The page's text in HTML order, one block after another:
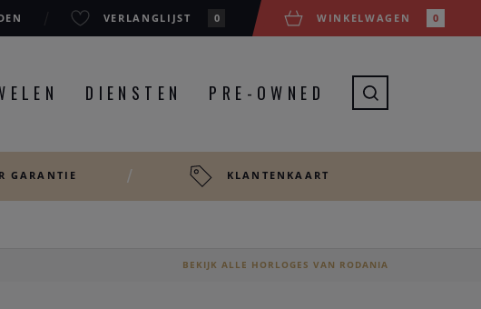
VERLANGLIJST 0 WINKELWAGEN 0
DIENSTEN PRE-OWNED
GARANTIE KLANTENKAART
BEKIJK ALLE HORLOGES VAN RODANIA